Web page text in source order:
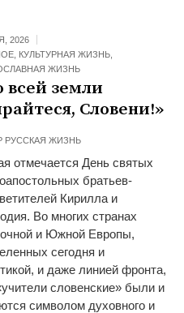
2026
КУЛЬТУРНАЯ ЖИЗНЬ
ЖИЗНЬ
всей земли
Словени!»
РУССКАЯ ЖИЗНЬ
отмечается День святых
братьев-
Кирилла и
Во многих странах
и Южной Европы,
сегодня и
и даже линией фронта,
словенские» были и
символом духовного и